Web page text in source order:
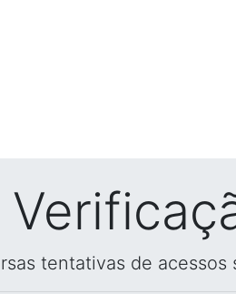
tentativas de